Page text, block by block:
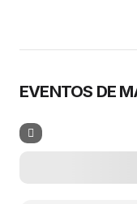
EVENTOS DE